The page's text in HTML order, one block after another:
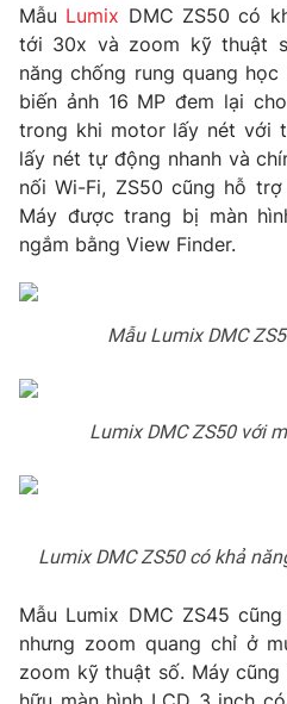
Nhân vật
Khán giả
Giải sao mai
Điện ảnh
Âm nhạc
Sao
Đời sống
Du lịch
Làm đẹp
Chất lượng cuộc sống
Giáo dục
Tuyển sinh
Học trực tuyến
Công nghệ
Hitech Công nghệ tương lai
Giao lưu trực tuyến
Lịch phát sóng
Chuyên mục khác
Emagazine
VTV Money
Mẫu Lumix DMC ZS50 có
tới 30x và zoom kỹ thuật
năng chống rung quang
biến ảnh 16 MP đem lại
trong khi motor lấy nét với
lấy nét tự động nhanh và
nối Wi-Fi, ZS50 cũng hỗ
Máy được trang bị màn
ngắm bằng View Finder.
Mẫu Lumix DMC
Lumix DMC ZS50 với
Lumix DMC ZS50 có khả
Mẫu Lumix DMC ZS45
nhưng zoom quang chỉ ở
zoom kỹ thuật số. Máy